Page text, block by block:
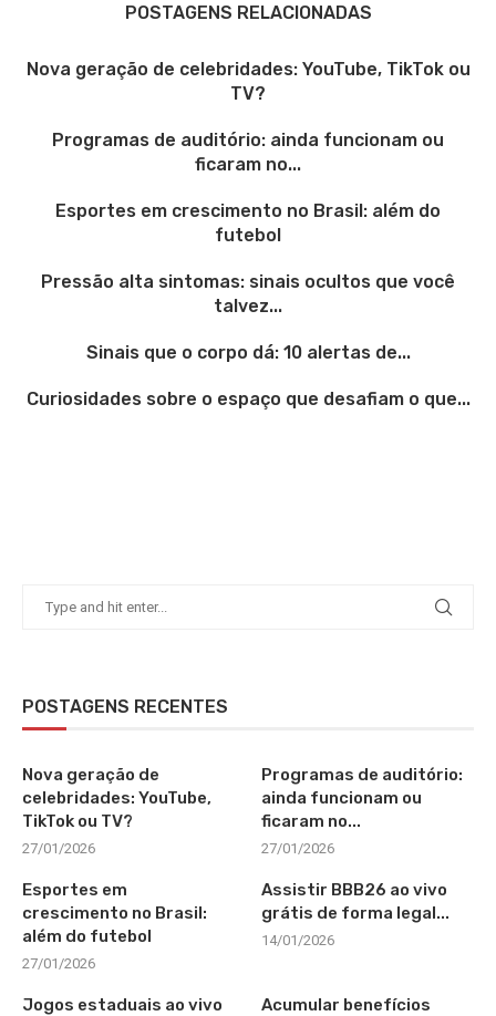
POSTAGENS RELACIONADAS
Nova geração de celebridades: YouTube, TikTok ou
TV?
Programas de auditório: ainda funcionam ou
ficaram no...
Esportes em crescimento no Brasil: além do
futebol
Pressão alta sintomas: sinais ocultos que você
talvez...
Sinais que o corpo dá: 10 alertas de...
Curiosidades sobre o espaço que desafiam o que...
POSTAGENS RECENTES
Nova geração de
celebridades: YouTube,
TikTok ou TV?
27/01/2026
Programas de auditório:
ainda funcionam ou
ficaram no...
27/01/2026
Esportes em
crescimento no Brasil:
além do futebol
27/01/2026
Assistir BBB26 ao vivo
grátis de forma legal...
14/01/2026
Jogos estaduais ao vivo
Acumular benefícios